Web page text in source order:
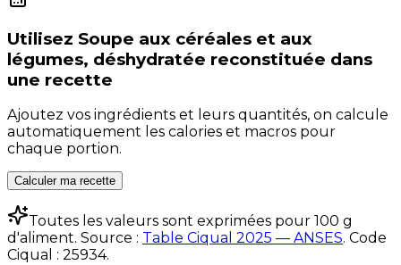
Utilisez Soupe aux céréales et aux
légumes, déshydratée reconstituée dans
une recette
Ajoutez vos ingrédients et leurs quantités, on calcule
automatiquement les calories et macros pour
chaque portion.
Calculer ma recette
Toutes les valeurs sont exprimées pour 100 g
d'aliment. Source : Table Ciqual 2025 — ANSES. Code
Ciqual : 25934.